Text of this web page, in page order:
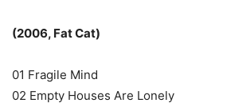
(2006, Fat Cat)
01 Fragile Mind
02 Empty Houses Are Lonely